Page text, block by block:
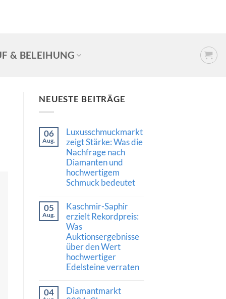
& BELEIHUNG
NEUESTE BEITRÄGE
06
Aug.
Luxusschmuckmarkt
zeigt Stärke: Was die
Nachfrage nach
Diamanten und
hochwertigem
Schmuck bedeutet
zu
Luxusschmuckmarkt
zeigt
Stärke:
Was
die
Nachfrage
nach
Diamanten
und
bedeutet
05
Aug.
Kaschmir-Saphir
erzielt Rekordpreis:
Was
Auktionsergebnisse
über den Wert
hochwertiger
Edelsteine verraten
zu
04
Diamantmarkt